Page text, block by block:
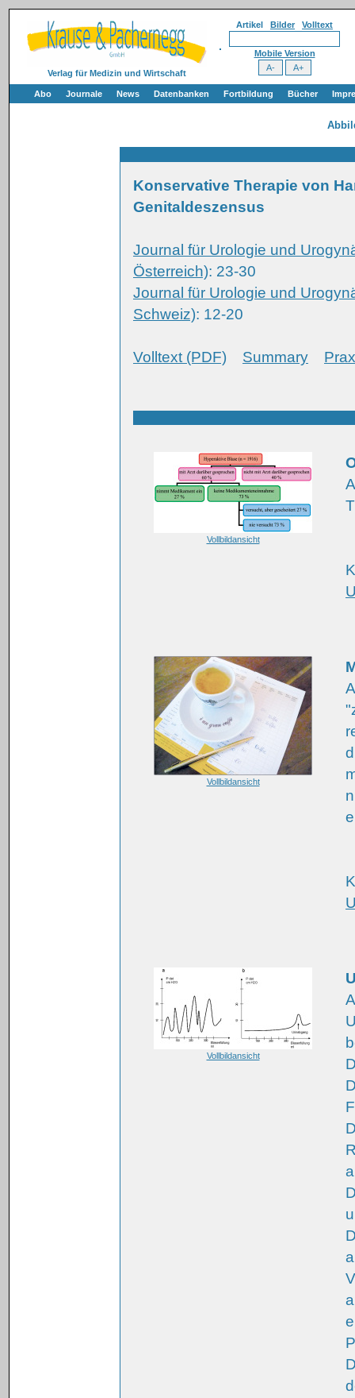
Verlag für Medizin und Wirtschaft
Artikel Bilder Volltext
Mobile Version
Abo Journale News Datenbanken Fortbildung Bücher
Konservative Therapie von
Genitaldeszensus
Journal für Urologie und
Österreich): 23-30
Journal für Urologie und
Schweiz): 12-20
Volltext (PDF) Summary
Vollbildansicht
Vollbildansicht
Vollbildansicht